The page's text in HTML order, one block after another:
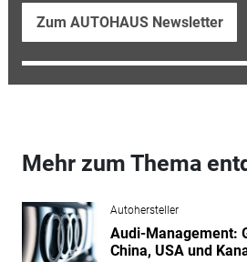
Zum AUTOHAUS Newsletter
Mehr zum Thema
Autohersteller
Audi-Management:
China, USA und